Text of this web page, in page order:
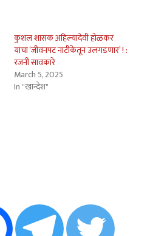
कुशल शासक अहिल्यादेवी होळकर
यांचा ‘जीवनपट नाटीकेतून उलगडणार’ ! :
रजनी सावकारे
March 5, 2025
In "खान्देश"